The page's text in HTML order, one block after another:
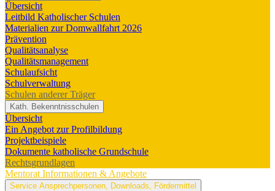
Übersicht
Leitbild Katholischer Schulen
Materialien zur Domwallfahrt 2026
Prävention
Qualitätsanalyse
Qualitätsmanagement
Schulaufsicht
Schulverwaltung
Schulen anderer Träger
Kath. Bekenntnisschulen
Übersicht
Ein Angebot zur Profilbildung
Projektbeispiele
Dokumente katholische Grundschule
Rechtsgrundlagen
Mentorat Informationen & Angebote
Service Ansprechpersonen, Downloads, Fördermittel